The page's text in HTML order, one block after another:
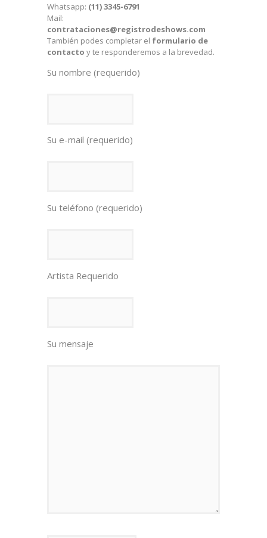
Whatsapp: (11) 3345-6791
Mail:
contrataciones@registrodeshows.com
También podes completar el formulario de
contacto y te responderemos a la brevedad.
Su nombre (requerido)
Su e-mail (requerido)
Su teléfono (requerido)
Artista Requerido
Su mensaje